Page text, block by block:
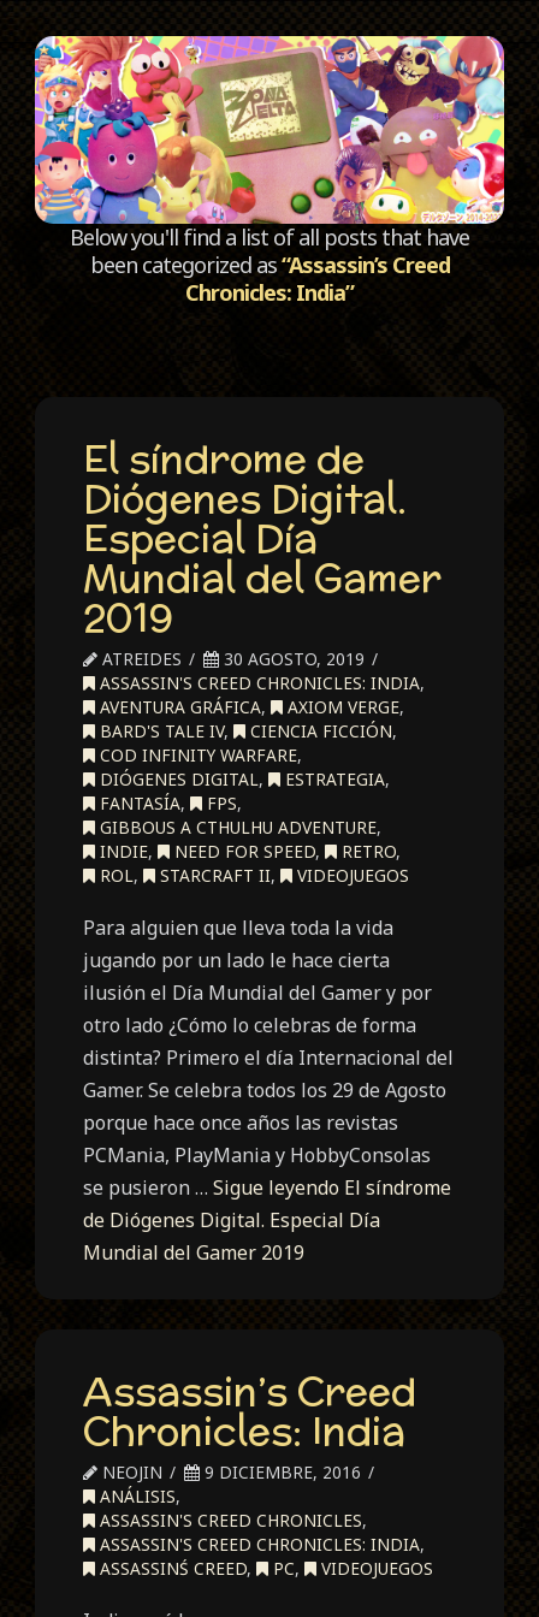
Below you'll find a list of all posts that have
been categorized as“Assassin’s Creed
Chronicles: India”
El síndrome de
Diógenes Digital.
Especial Día
Mundial del Gamer
2019
ATREIDES
30 AGOSTO, 2019
ASSASSIN'S CREED CHRONICLES: INDIA,
AVENTURA GRÁFICA, AXIOM VERGE,
BARD'S TALE IV, CIENCIA FICCIÓN,
COD INFINITY WARFARE,
DIÓGENES DIGITAL, ESTRATEGIA,
FANTASÍA, FPS,
GIBBOUS A CTHULHU ADVENTURE,
INDIE, NEED FOR SPEED, RETRO,
ROL, STARCRAFT II, VIDEOJUEGOS
Para alguien que lleva toda la vida
jugando por un lado le hace cierta
ilusión el Día Mundial del Gamer y por
otro lado ¿Cómo lo celebras de forma
distinta? Primero el día Internacional del
Gamer. Se celebra todos los 29 de Agosto
porque hace once años las revistas
PCMania, PlayMania y HobbyConsolas
se pusieron …Sigue leyendo El síndrome
de Diógenes Digital. Especial Día
Mundial del Gamer 2019
Assassin’s Creed
Chronicles: India
NEOJIN
9 DICIEMBRE, 2016
ANÁLISIS,
ASSASSIN'S CREED CHRONICLES,
ASSASSIN'S CREED CHRONICLES: INDIA,
ASSASSINŚ CREED, PC, VIDEOJUEGOS